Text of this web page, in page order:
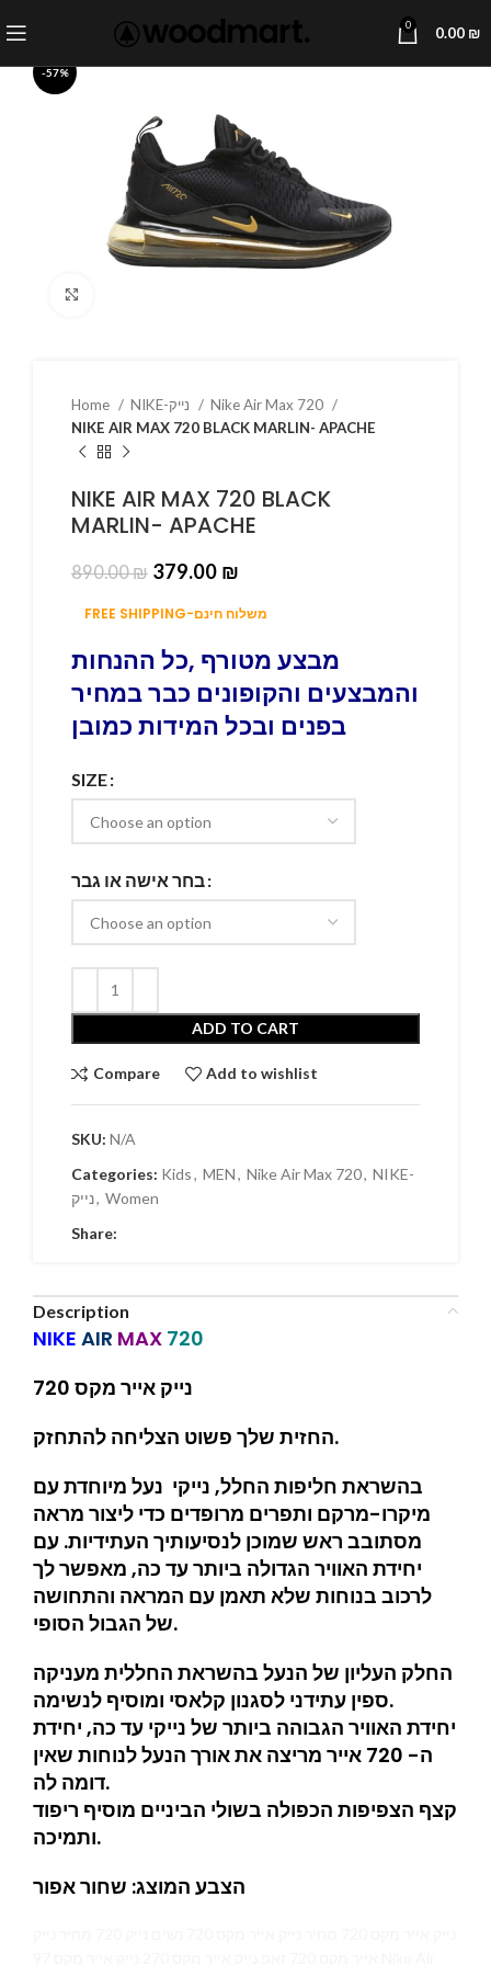
0 0.00 ₪
-57%
Home
Nike Air Max 720
NIKE AIR MAX 720 BLACK MARLIN- APACHE
NIKE AIR MAX 720 BLACK
MARLIN- APACHE
890.00₪ 379.00 ₪
FREE SHIPPING-משלוח חינם
מבצע מטורף ,כל ההנחות
והמבצעים והקופונים כבר במחיר
בפנים ובכל המידות כמובן
SIZE
בחר אישה או גבר
ADD TO CART
Compare Add to wishlist
SKU: N/A
Categories: Kids, MEN, Nike Air Max 720, NIKE-
נייק, Women
Share:
Description
NIKE AIR MAX 720
נייק אייר מקס 720
החזית שלך פשוט הצליחה להתחזק.
בהשראת חליפות החלל, נייקי נעל מיוחדת עם
מיקרו-מרקם ותפרים מרופדים כדי ליצור מראה
מסתובב ראש שמוכן לנסיעותיך העתידיות. עם
יחידת האוויר הגדולה ביותר עד כה, מאפשר לך
לרכוב בנוחות שלא תאמן עם המראה והתחושה
של הגבול הסופי.
החלק העליון של הנעל בהשראת החללית מעניקה
ספין עתידני לסגנון קלאסי ומוסיף לנשימה.
יחידת האוויר הגבוהה ביותר של נייקי עד כה, יחידת
ה- 720 אייר מריצה את אורך הנעל לנוחות שאין
דומה לה.
קצף הצפיפות הכפולה בשולי הביניים מוסיף ריפוד
ותמיכה.
הצבע המוצג: שחור אפור